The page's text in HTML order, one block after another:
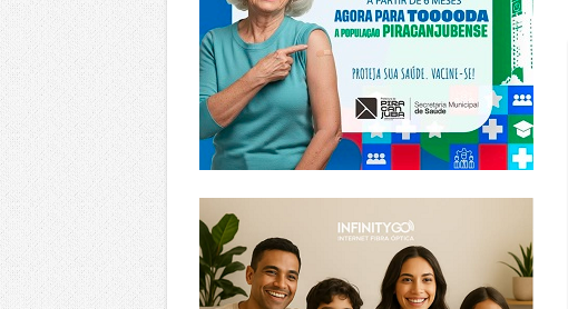
https://www.infinitygo.com.br/